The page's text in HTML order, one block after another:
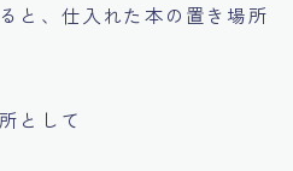
と、仕入れた本の置き場所
として